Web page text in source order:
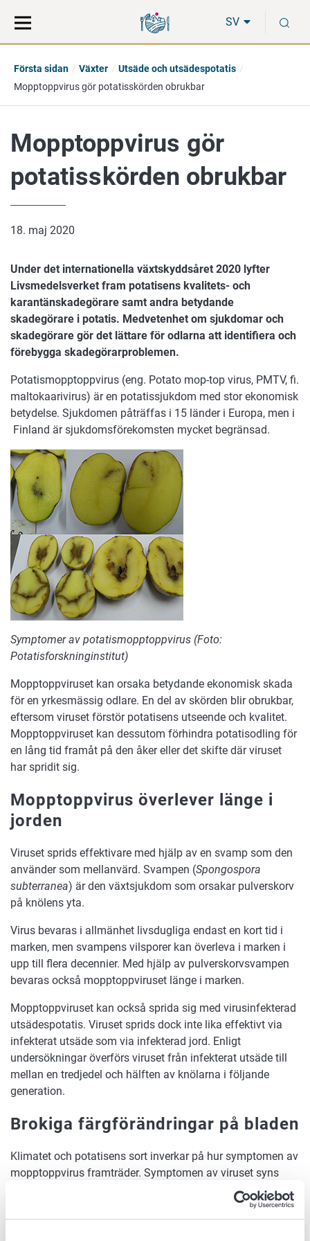
direkt
till
på
hela
SV
Första sidan Växter
Utsäde och utsädespotatis
Mopptoppvirus gör potatisskörden obrukbar
Mopptoppvirus gör
potatisskörden obrukbar
18. maj 2020
Under det internationella växtskyddsåret 2020 lyfter
Livsmedelsverket fram potatisens kvalitets- och
karantänskadegörare samt andra betydande
skadegörare i potatis. Medvetenhet om sjukdomar och
skadegörare gör det lättare för odlarna att identifiera och
förebygga skadegörarproblemen.
Potatismopptoppvirus (eng. Potato mop-top virus, PMTV, fi.
maltokaarivirus) är en potatissjukdom med stor ekonomisk
betydelse. Sjukdomen påträffas i 15 länder i Europa, men i
Finland är sjukdomsförekomsten mycket begränsad.
Symptomer av potatismopptoppvirus (Foto:
Potatisforskninginstitut)
Mopptoppviruset kan orsaka betydande ekonomisk skada
för en yrkesmässig odlare. En del av skörden blir obrukbar,
eftersom viruset förstör potatisens utseende och kvalitet.
Mopptoppviruset kan dessutom förhindra potatisodling för
en lång tid framåt på den åker eller det skifte där viruset
har spridit sig.
Mopptoppvirus överlever länge i
jorden
Viruset sprids effektivare med hjälp av en svamp som den
använder som mellanvärd. Svampen (Spongospora
subterranea) är den växtsjukdom som orsakar pulverskorv
på knölens yta.
Virus bevaras i allmänhet livsdugliga endast en kort tid i
marken, men svampens vilsporer kan överleva i marken i
upp till flera decennier. Med hjälp av pulverskorvsvampen
bevaras också mopptoppviruset länge i marken.
Mopptoppviruset kan också sprida sig med virusinfekterad
utsädespotatis. Viruset sprids dock inte lika effektivt via
infekterat utsäde som via infekterad jord. Enligt
undersökningar överförs viruset från infekterat utsäde till
mellan en tredjedel och hälften av knölarna i följande
generation.
Brokiga färgförändringar på bladen
Klimatet och potatisens sort inverkar på hur symptomen av
mopptoppvirus framträder. Symptomen av viruset syns
bäst på potatisens blad och stjälkar, även om alla stjälkar
inte alltid drabbas av symptom. I Finland har symptom av
mopptoppvirus endast observerats i växthus.